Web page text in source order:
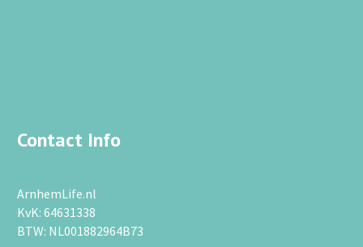
Contact Info
ArnhemLife.nl
KvK: 64631338
BTW: NL001882964B73